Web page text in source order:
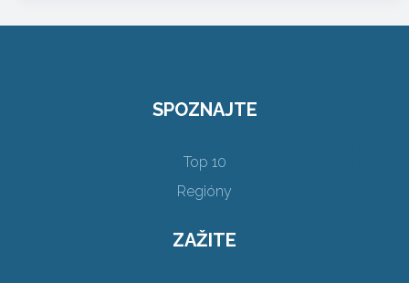
SPOZNAJTE
Top 10
Regióny
ZAŽITE